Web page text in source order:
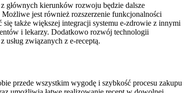
głównych kierunków rozwoju będzie dalsze
jest również rozszerzenie funkcjonalności
się także większej integracji systemu e-zdrowie z innymi
i lekarzy. Dodatkowo rozwój technologii
związanych z e-receptą.
przede wszystkim wygodę i szybkość procesu zakupu